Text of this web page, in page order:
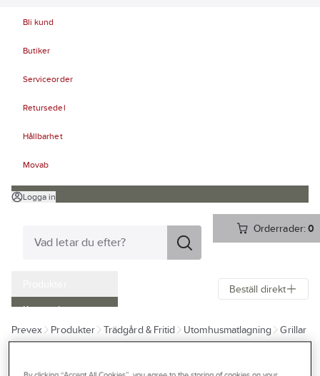
Bli kund
Butiker
Serviceorder
Retursedel
Hållbarhet
Movab
Logga in
Orderrader:0
Kampanjer
Outlet
Beställ direkt
Prevex Produkter Trädgård & Fritid Utomhusmatlagning
Grillar